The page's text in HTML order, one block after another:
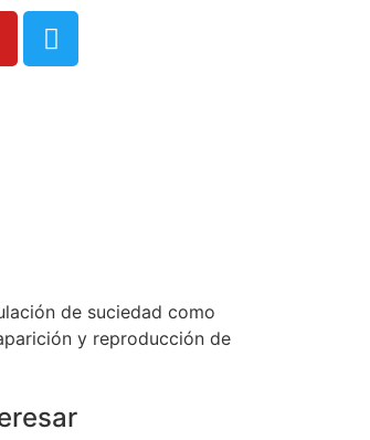
de suciedad como
y reproducción de